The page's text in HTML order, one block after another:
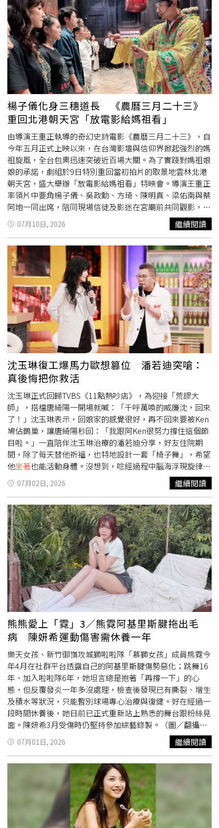
們回來了！」隨即笑稱其實是過24小時。在石頭、瑪莎、怪
獸一一和歌迷問好後，冠佑說：「我今一到場館，雖然說是
第五場，很捨不得感覺湧上心頭……」話才說一半就哽咽落
淚，一度說不出話來，怪獸開玩笑說：「我們好好幫冠佑加
油，戶頭還是會進來。」團員圍起冠佑給他最強的鼓勵，冠
佑忍住眼淚打起精神說：「後台是在說這個演唱會唱完應該
會很開心，可休息一段時間，上台又捨不得，只希望今天陪
大家唱的每一首歌，每一個弦律都留在心裡，約在不久的未
來見。」冠佑說到一半哽咽落淚。（圖／相信音樂提供）觀
眾席下有《欠你的那場婚禮》導演嚴藝文、演員謝盈萱、王
渝萱、裴子齊蒞臨，阿信坐到嚴藝文旁展開逗趣互動，她
說：「謝謝你們的宇宙人幫這齣戲做了非常好聽的音樂。」
阿信馬上自薦：「宇宙人就不用謝，下次直接找我們就
好。」怪獸說：「公然搶工作！雖然是開玩笑，但最好記在
心裡。」讓全場瞬間笑翻。《欠你的那場婚禮》導演跟演員
群來觀賞五月天演唱會。（圖／相信音樂提供）2005年五
月天在台北101開唱，創下史無前例的壯舉舉辦「史上最接
近天空」演唱會，當時僅有幾百位幸運歌迷入場，這次五月
天透過時光機帶領4.5萬歌迷一起登頂，五月天演唱著那天
的第一首歌〈亂世浮生〉，阿信興奮大喊：「歡迎大家坐上
時光機2005年《頭頂天空昇空演唱會》金氏世界紀錄最高
建築物演唱會現場，當初只能抽出200張票，現在用時光機
把你們通通帶回來。」回憶當初，瑪莎先說：「那時舞台很
小，我們全部的人都擠在一塊，但只要有樂器、有聲音，還
能唱歌就是很棒的演唱會。」怪獸憶起當時只有一台攝影
機，所以只能拍到石頭轉圈圈，阿信說：「還有一個人坐著
他的直升機，齊柏林為我們拍攝的。」與全場報以熱烈鼓掌
感謝齊柏林，接著阿信換上外星人造型，高唱〈晚安地球
人〉、〈聽不到〉，帶領全場大喊跟全世界宣布：「我們都
是五月天！」再次回到創金氏世界紀錄的那一天。
楊子儀化身三穗道長 《農曆三月二十三》
重回北港朝天宮「放電影給媽祖看」
由導演王重正執導的奇幻史詩電影《農曆三月二十三》，自
今年五月正式上映以來，在台灣影壇與信仰界掀起強烈的媽
祖旋風，全台包票迅速突破近百場大關。為了實踐對媽祖娘
娘的承諾，劇組於9日特別重回當初拍片的取景地雲林北港
朝天宮，盛大舉辦「放電影給媽祖看」特映會。導演王重正
率領片中要角楊子儀、吳政勳、方琦、陳明真、梁佑南與蔡
阿炮一同出席，陪同現場信徒及影迷在宮廟前共同觀影，現
場溫馨洋溢。王重正導演在特映會上感性表示，這部歷經艱
辛拍攝的作品，是對媽祖與土地的深厚敬意。為了讓這份來
自媽祖的大慈悲傳遞到更多角落，王重正在現場隆重宣布，
電影《農曆三月二十三》將正式啟動「放電影給媽祖看」巡
迴特映計畫，未來劇組將走進全台各大宮廟，直接在宮廟
前、廟口廣場進行放映，貼近並服務各地的虔誠信徒。王重
正也透露，廟口放映不只是重溫台灣傳統的野台文化，更希
望打破戲院的空間限制，讓信仰的溫暖直接落地。首度體驗
在廟前廣場和信徒們一起看電影的演員方琦，在特映會現場
顯得無比興奮與期待。她感性表示，自己雖然沒有像前輩們
一樣有著豐富的廟口看戲經驗，但這場「廟前放映初體驗」
讓她深感震撼與幸福。方琦誠摯地分享道：「我們這部《農
曆三月二十三》不只是一部電影，更是一份充滿愛與祝福的
禮物，希望大家能好好享受這份溫暖。」楊子儀已取得道教
科儀資格，在特映會當天，他特別以正宗的「三穗道長」身
分現身北港朝天宮。（圖／壹捌玖伍電影公司提供）演員梁
佑南也在現場透露，在廟口大家一起並肩坐著看電影，是台
灣特有且極其幸福的文化。她更在台上分享，自己這一年來
其實經歷了許多不為人知的波折與考驗，非常感謝媽祖娘娘
讓她在信仰中重新站起來。面對台下滿滿的信徒，梁佑南溫
馨提醒大家：「在神明面前絕對不能說謊，朝天宮的氣場非
常強大，所有的一切，媽祖娘娘都在看著。」梁佑南也勸勉
觀眾在觀影過程中靜下心來，電影中的任何情節都可能隨時
引起共鳴。梁佑南感性地表示：「如果看電影時有任何一個
點引起共鳴、有懺悔的心，覺得自己曾經做錯了什麼，不用
害怕，只要在心裡誠實地告訴媽祖娘娘『我知道我錯了』，
就能在神明的護佑下過了一個關。」除了演員們的感性告
白，演員楊子儀在片中與戲外的雙重身份更是本次活動的亮
點。他在戲中飾演的「黑豬」一角觸動無數觀眾，這是一個
滿身戾氣、被社會徹底拋棄的邊緣人，靈魂最終獲得洗滌與
救贖。戲外的楊子儀已取得道士資格，在特映會當天，他特
別以正一派的「三穗道長」身分現身北港朝天宮現場執法，
主持祈福感恩科儀，答謝北港朝天宮、西螺太平媽祖及雲林
縣政府的協助與指導。
07月10日, 2026 繼續閱讀
沈玉琳復工爆馬力歐想篡位 潘若迪突嗆：
真後悔把你救活
沈玉琳正式回歸TVBS《11點熱吵店》，為迎接「荒謬大
師」，搭檔唐綺陽一開場就喊：「千呼萬喚的威廉沈，回來
了！」沈玉琳表示，回娘家的感覺很好，再不回來要被Ken
鳩佔鵲巢，讓唐綺陽秒回：「我跟阿Ken很努力撐住這個節
目啦。」一直陪伴沈玉琳治療的潘若迪分享，好友住院期
間，除了每天替他祈福，也特地設計一套「椅子舞」，希望
他坐著也能活動身體。沒想到，唸經過程中腦海浮現旋律，
讓他寫下新歌〈尖叫聲〉。沈玉琳笑說：「我本來以為他是
真心關心我，沒想到他找到商機。」潘若迪連忙喊冤：「我
是真情流露！」接著帶著全場一起大跳90秒。沈玉琳提到，
自己在醫院就是靠著這套動作慢慢恢復，連主治醫師都覺得
不錯，打算在醫院推廣。提到好友間的相處，沈玉琳也自
爆，兩人錄影前一天在日本出外景，自己總愛嘲弄、調侃潘
若迪，讓潘若迪忍不住反擊：「我真後悔把你救活！」馬力
歐見縫插針：「所以潘老師今天是來打歌的？」沈玉琳立刻
接哏：「他東扯西扯就是來打歌。」老友間相愛相殺，笑翻
全場。此外，唐綺陽爆料，沈玉琳休養期間，馬力歐曾趁上
通告的機會，自薦可以跟她搭檔，潘若迪聽完就對沈玉琳
說：「我那時候就講，你不在很多人都想篡位，你要趕快回
來！」沈玉琳幽默回應：「對啊，我另外一個節目都被海產
取代了。」一句神回覆，再度讓全場笑聲不斷。潘若迪(右
前一)帶大家跳「椅子舞」 。（圖／TVBS提供）
07月02日, 2026 繼續閱讀
熊熊愛上「霓」3／熊霓阿基里斯腱拖出毛
病 陳妍希運動傷害需休養一年
樂天女孩、新竹御嵿攻城獅啦啦隊「慕獅女孩」成員熊霓今
年4月在社群平台透露自己的阿基里斯腱傷勢惡化；跳舞16
年、加入啦啦隊6年，她坦言總是抱著「再撐一下」的心
態，但反覆發炎一年多沒處理，檢查後發現已有撕裂、增生
及積水等狀況，只能暫別球場專心治療與復健。好在經過一
段時間休養後，她日前已正式重新站上熟悉的舞台跟粉絲見
面。陳妍希3月受傷時仍堅持參加綜藝錄製。（圖／翻攝自
微博）。女星陳妍希今年3月底在健身房負重箱跳訓練時，
因落地失衡導致意外發生，造成左腳阿基里斯腱斷裂，當晚
隨即接受手術治療，復原期預計至少半年，也需要休養長達
一年時間才能恢復較高強度的運度，為避免再次受傷，她也
暫停部分公開活動與工作安排，專心配合治療與復健。五月
時她被捕捉到在機場準備前往錄製綜藝節目，不過是
動輪椅，看到有接機的粉絲也親切揮手互動，雖然腿還需要
復健，不過氣色看來相當不錯。姜濤曾因打球受傷加上阿基
07月01日, 2026 繼續閱讀